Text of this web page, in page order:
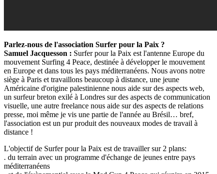
Parlez-nous de l'association Surfer pour la Paix ?
Samuel Jacquesson : Surfer pour la Paix est l'antenne Europe du
mouvement Surfing 4 Peace, destinée à développer le mouvement
en Europe et dans tous les pays méditerranéens. Nous avons notre
siège à Paris et travaillons beaucoup à distance, une jeune
Américaine d'origine palestinienne nous aide sur des aspects web,
un surfeur breton exilé à Londres sur des aspects de communication
visuelle, une autre freelance nous aide sur des aspects de relations
presse, moi même je vis une partie de l'année au Brésil… bref,
l'association est un pur produit des nouveaux modes de travail à
distance !
L'objectif de Surfer pour la Paix est de travailler sur 2 plans:
. du terrain avec un programme d'échange de jeunes entre pays
méditerranéens